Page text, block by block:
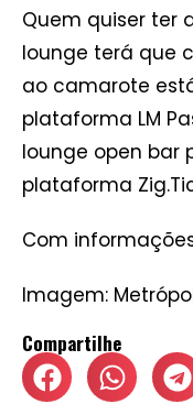
Quem quiser ter
lounge terá que
ao camarote
plataforma LM
lounge open bar
plataforma
Com
Imagem:
Compartilhe